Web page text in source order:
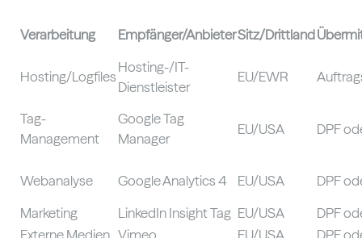
Verarbeitung Empfänger/AnbieterSitz/Drittland
Hosting/Logfiles
Hosting-/IT-
Dienstleister
EU/EWR
Tag-
Management
Google Tag
Manager
EU/USA DPF
Webanalyse Google Analytics 4 EU/USA
DPF
Marketing
LinkedIn Insight Tag EU/USA
DPF
Externe Medien Vimeo EU/USA DPF